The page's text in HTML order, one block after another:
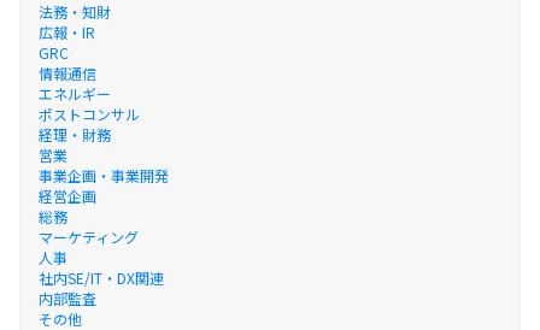
法務・知財
広報・IR
GRC
情報通信
エネルギー
ポストコンサル
経理・財務
営業
事業企画・事業開発
経営企画
総務
マーケティング
人事
社内SE/IT・DX関連
内部監査
その他